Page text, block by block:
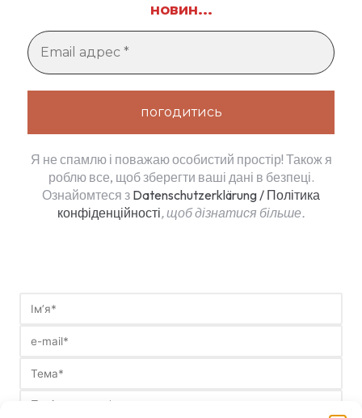
новин...
Я не спамлю і поважаю особистий простір! Також я
роблю все, щоб зберегти ваші дані в безпеці.
Ознайомтеся з Datenschutzerklärung / Політика
конфіденційності, щоб дізнатися більше.